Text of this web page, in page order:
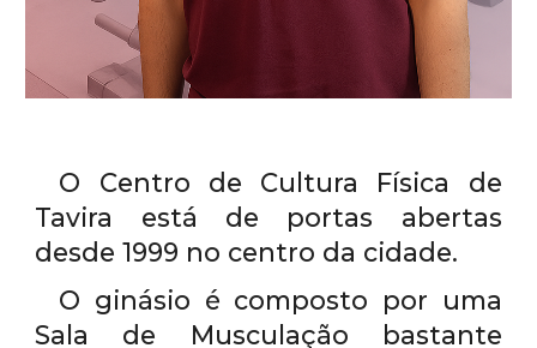
O Centro de Cultura Física de
Tavira está de portas abertas
desde 1999 no centro da cidade.
O ginásio é composto por uma
Sala de Musculação bastante